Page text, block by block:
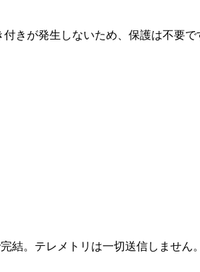
きが発生しないため、保護は不要で
結。テレメトリは一切送信しません。